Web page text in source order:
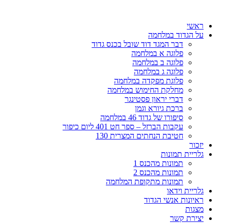
ראשי
על הגדוד במלחמה
דבר המגד דוד שובל בכנס גדוד
פלוגה א במלחמה
פלוגה ב במלחמה
פלוגה ג במלחמה
פלוגת מפקדה במלחמה
מחלקת החימוש במלחמה
דברי יראון פסטינגר
ברכת גיורא וגמן
סיפורו של גדוד 46 במלחמה
עקבות הברזל – ספר חט 401 ליום כיפור
חטיבת הנחתים המצרית 130
יזכור
גלריית תמונות
תמונות מהכנס 1
תמונות מהכנס 2
תמונות מתקופת המלחמה
גלריית וידאו
ראיונות אנשי הגדוד
מצגות
יצירת קשר